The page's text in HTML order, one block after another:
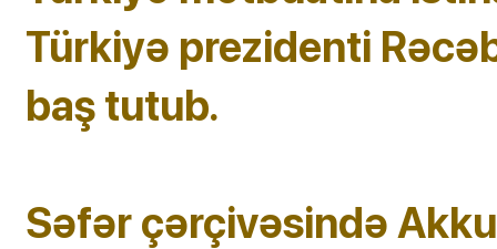
Türkiyə prezidenti
baş tutub.
Səfər çərçivəsində